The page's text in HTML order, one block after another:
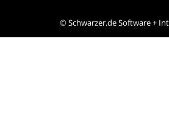
©Schwarzer.de Software +